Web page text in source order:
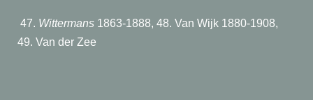
47. Wittermans 1863-1888, 48. Van Wijk 1880-1908,
49. Van der Zee